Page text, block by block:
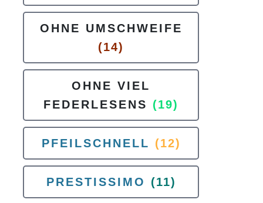
OHNE UMSCHWEIFE
(14)
OHNE VIEL
FEDERLESENS (19)
PFEILSCHNELL (12)
PRESTISSIMO (11)